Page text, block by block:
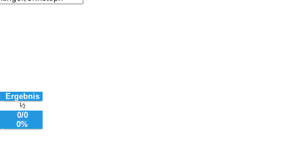
Ergebnis
½
0/0
0%